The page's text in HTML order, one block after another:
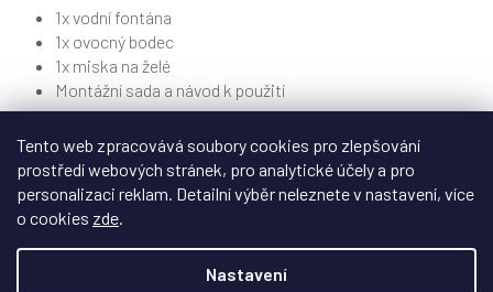
Tento web zpracovává soubory cookies pro zlepšování
prostředí webových stránek, pro analytické účely a pro
personalizaci reklam. Detailní výběr neleznete v nastavení, více
o cookies zde
Nastavení
1x vodní fontána
1x ovocný bodec
1x miska na želé
Montážní sada a návod k použití
zahrady!